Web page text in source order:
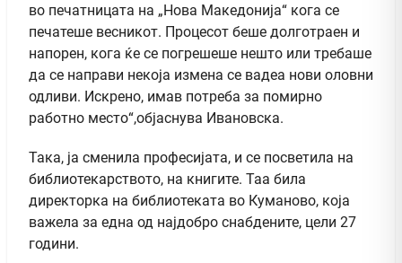
во печатницата на „Нова Македонија“ кога се
печатеше весникот. Процесот беше долготраен и
напорен, кога ќе се погрешеше нешто или требаше
да се направи некоја измена се вадеа нови оловни
одливи. Искрено, имав потреба за помирно
работно место“,објаснува Ивановска.
Така, ја сменила професијата, и се посветила на
библиотекарството, на книгите. Таа била
директорка на библиотеката во Куманово, која
важела за една од најдобро снабдените, цели 27
години.